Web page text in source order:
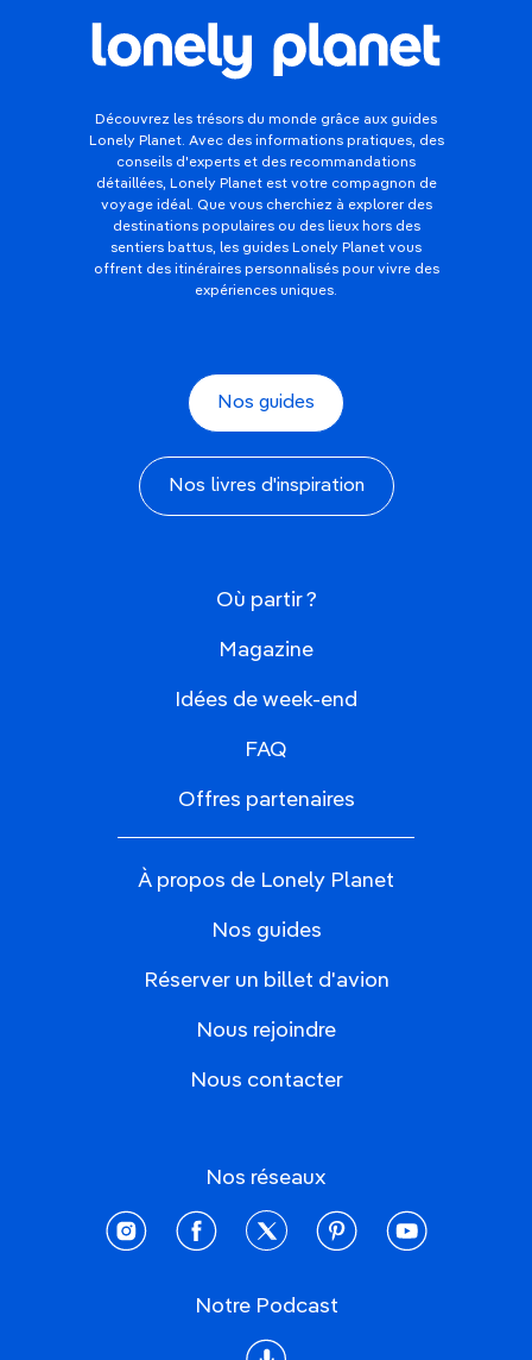
Découvrez les trésors du monde grâce aux guides
Lonely Planet. Avec des informations pratiques, des
conseils d'experts et des recommandations
détaillées, Lonely Planet est votre compagnon de
voyage idéal. Que vous cherchiez à explorer des
destinations populaires ou des lieux hors des
sentiers battus, les guides Lonely Planet vous
offrent des itinéraires personnalisés pour vivre des
expériences uniques.
Nos guides
Nos livres d'inspiration
Où partir ?
Magazine
Idées de week-end
FAQ
Offres partenaires
À propos de Lonely Planet
Nos guides
Réserver un billet d'avion
Nous rejoindre
Nous contacter
Nos réseaux
instagramfacebooktwitter pinterestyoutube
Notre Podcast
Podcast